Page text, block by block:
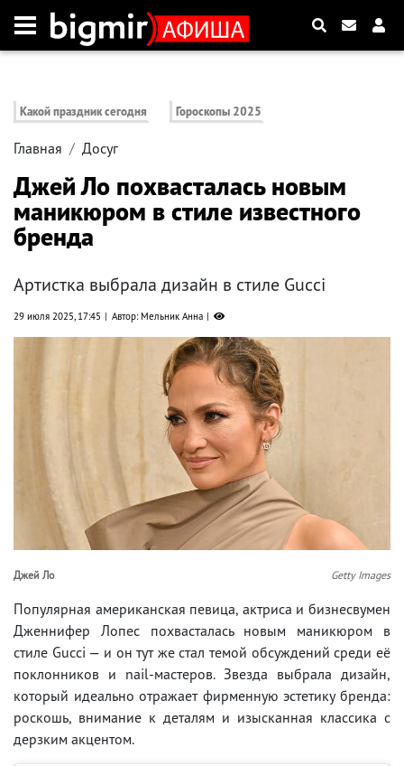
Какой праздник сегодня Гороскопы 2025
Главная Досуг
Джей Ло похвасталась новым
маникюром в стиле известного
бренда
Артистка выбрала дизайн в стиле Gucci
29 июля 2025, 17:45 Автор: Мельник Анна
Джей Ло Getty Images
Популярная американская певица, актриса и бизнесвумен
Дженнифер Лопес похвасталась новым маникюром в
стиле Gucci — и он тут же стал темой обсуждений среди её
поклонников и nail-мастеров. Звезда выбрала дизайн,
который идеально отражает фирменную эстетику бренда:
роскошь, внимание к деталям и изысканная классика с
дерзким акцентом.